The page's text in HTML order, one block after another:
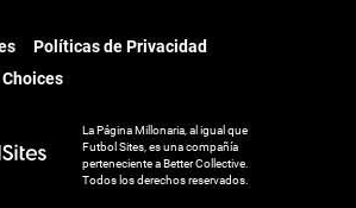
Políticas de Privacidad
Choices
La Página Millonaria, al igual que
Futbol Sites, es una compañía
perteneciente a Better Collective.
Todos los derechos reservados.